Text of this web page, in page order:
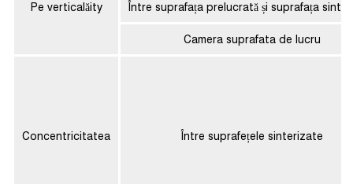
Pe verticalăity Între suprafața prelucrată și suprafața
Camera suprafata de lucru
Concentricitatea Între suprafețele sinterizate